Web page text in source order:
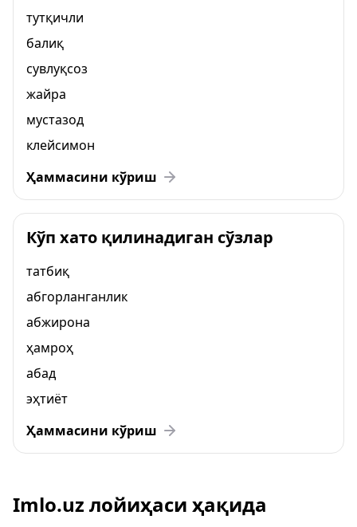
тутқичли
балиқ
сувлуқсоз
жайра
мустазод
клейсимон
Ҳаммасини кўриш
Кўп хато қилинадиган сўзлар
татбиқ
абгорланганлик
абжирона
ҳамроҳ
абад
эҳтиёт
Ҳаммасини кўриш
Imlo.uz лойиҳаси ҳақида